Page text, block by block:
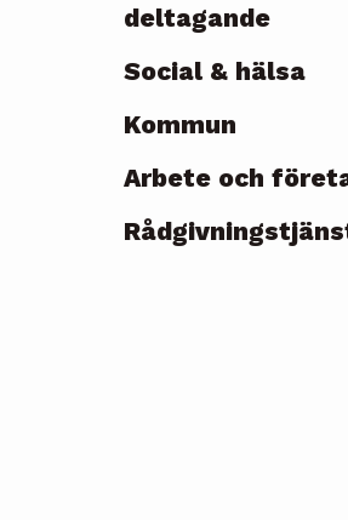
deltagande
Social & hälsa
Kommun
Arbete och